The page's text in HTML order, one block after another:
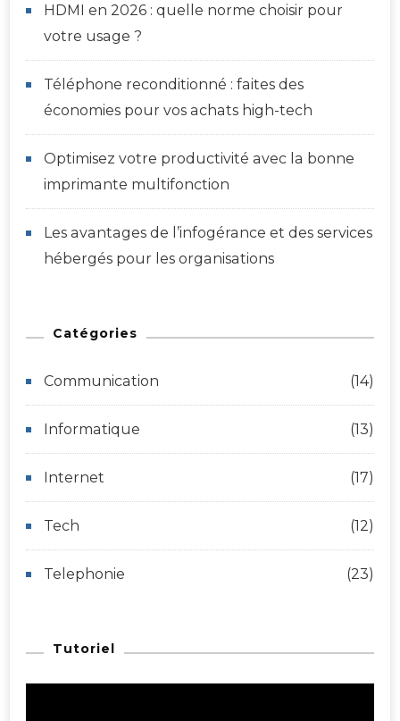
HDMI en 2026 : quelle norme choisir pour
votre usage ?
Téléphone reconditionné : faites des
économies pour vos achats high-tech
Optimisez votre productivité avec la bonne
imprimante multifonction
Les avantages de l’infogérance et des services
hébergés pour les organisations
Catégories
Communication (14)
Informatique (13)
Internet (17)
Tech (12)
Telephonie (23)
Tutoriel